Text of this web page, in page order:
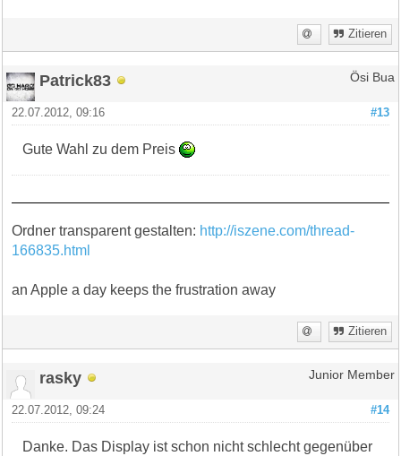
Zitieren
Patrick83 Ösi Bua
#13
22.07.2012, 09:16
Gute Wahl zu dem Preis
Ordner transparent gestalten: http://iszene.com/thread-
166835.html
an Apple a day keeps the frustration away
Zitieren
rasky Junior Member
#14
22.07.2012, 09:24
Danke. Das Display ist schon nicht schlecht gegenüber